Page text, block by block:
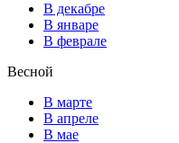
В декабре
В январе
В феврале
Весной
В марте
В апреле
В мае